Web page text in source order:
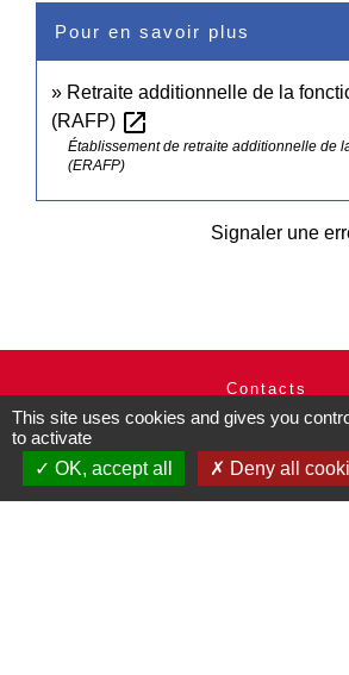
Pour en savoir plus
Retraite additionnelle de la
(RAFP) open_in_new
Établissement de retraite additionnelle de
(ERAFP)
Signaler une
Contacts
Commune de Pullay
27130 Pullay - FRANCE
+33 2 32 32 18 58
This site uses cookies and gives you
to activate
OK, accept all
Deny all